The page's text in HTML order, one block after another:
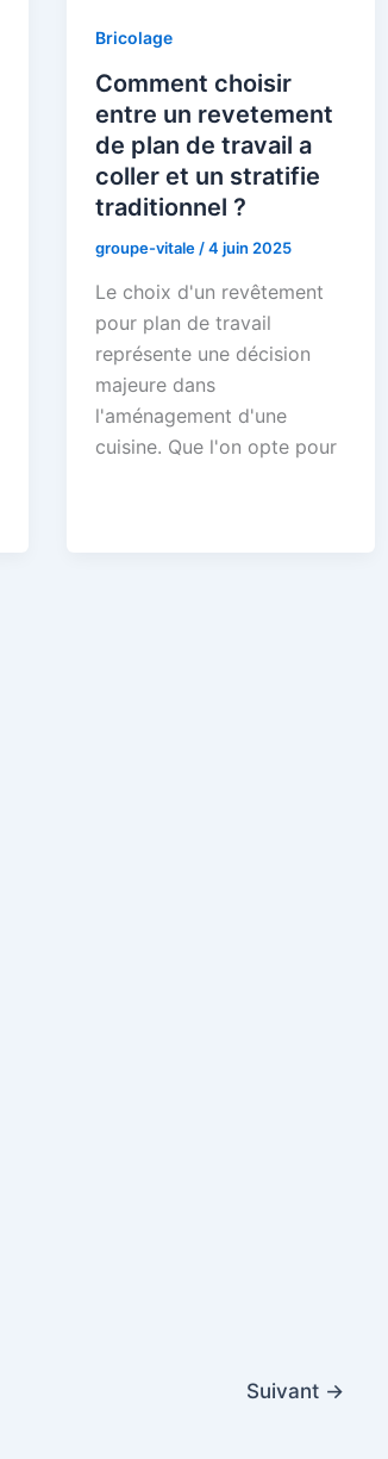
Bricolage
Comment choisir
entre un revetement
de plan de travail a
coller et un stratifie
traditionnel ?
groupe-vitale /4 juin 2025
Le choix d'un revêtement
pour plan de travail
représente une décision
majeure dans
l'aménagement d'une
cuisine. Que l'on opte pour
Suivant →